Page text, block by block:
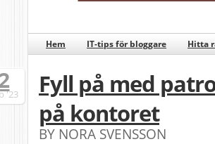
Hem IT-tips för bloggare Hitta
'23
Fyll på med
på kontoret
BY NORA SVENSSON